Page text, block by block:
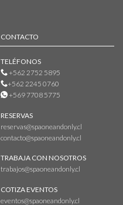
CONTACTO
TELÉFONOS
+562 2752 5895
+562 2245 0760
+569 7708 5775
RESERVAS
reservas@spaoneandonly.cl
contacto@spaoneandonly.cl
TRABAJA CON NOSOTROS
trabajos@spaoneandonly.cl
COTIZA EVENTOS
eventos@spaoneandonly.cl